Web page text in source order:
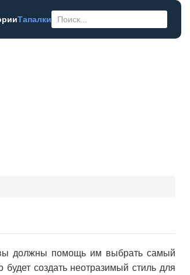
Тапалки
вы должны помощь им выбрать самый
создать неотразимый стиль для